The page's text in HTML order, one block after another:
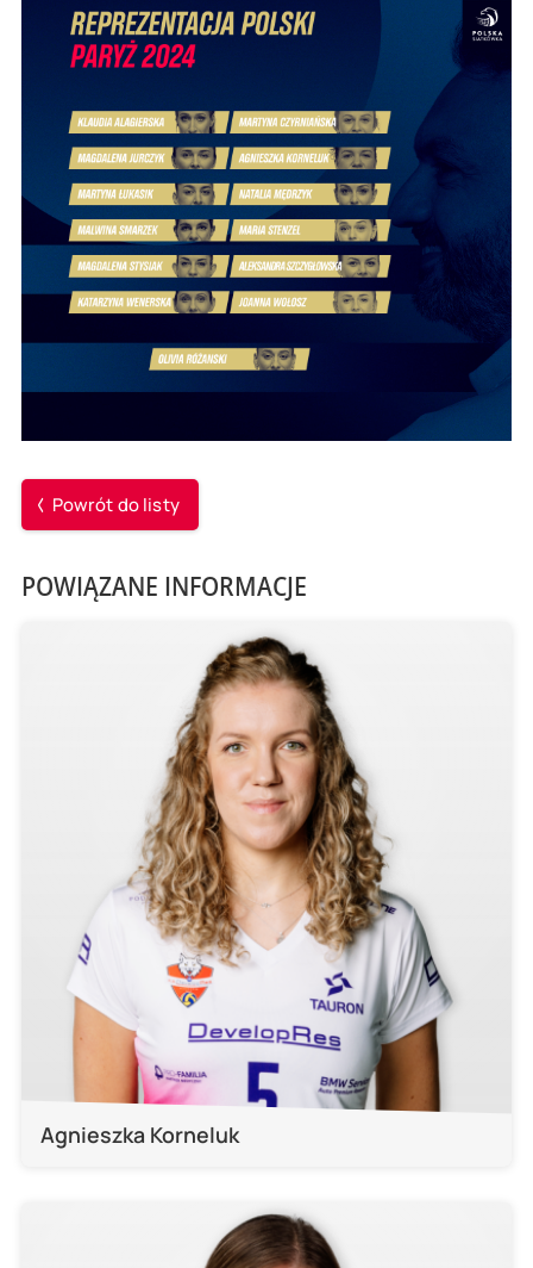
Powrót do listy
POWIĄZANE INFORMACJE
Agnieszka Korneluk